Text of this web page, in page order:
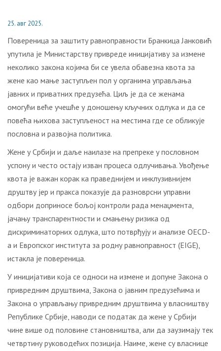
25. авг 2025.
Повереница за заштиту равноправности Бранкица Јанковић
упутила је Министарству привреде иницијативу за измене
неколико закона којима би се увела обавезна квота за
жене као мање заступљен пол у органима управљања
јавних и приватних предузећа. Циљ је да се женама
омогући веће учешће у доношењу кључних одлука и да се
повећа њихова заступљеност на местима где се обликује
пословна и развојна политика.
Жене у Србији и даље наилазе на препреке у пословном
успону и често остају изван процеса одлучивања. Увођење
квота је важан корак ка праведнијем и инклузивнијем
друштву јер и пракса показује да разноврсни управни
одбори доприносе бољој контроли рада менаџмента,
јачању транспарентности и смањењу ризика од
дискриминаторних одлука, што потврђују и анализе OECD-
а и Европског института за родну равноправност (EIGE),
истакла је повереница.
У иницијативи која се односи на измене и допуне Закона о
привредним друштвима, Закона о јавним предузећима и
Закона о управљању привредним друштвима у власништву
Републике Србије, наводи се податак да жене у Србији
чине више од половине становништва, али да заузимају тек
четвртину руководећих позиција. Наиме, жене су власнице